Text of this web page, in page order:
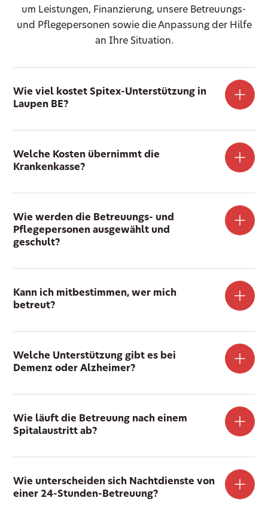
um Leistungen, Finanzierung, unsere Betreuungs-
und Pflegepersonen sowie die Anpassung der Hilfe
an Ihre Situation.
Wie viel kostet Spitex-Unterstützung in
Laupen BE?
Welche Kosten übernimmt die
Krankenkasse?
Wie werden die Betreuungs- und
Pflegepersonen ausgewählt und
geschult?
Kann ich mitbestimmen, wer mich
betreut?
Welche Unterstützung gibt es bei
Demenz oder Alzheimer?
Wie läuft die Betreuung nach einem
Spitalaustritt ab?
Wie unterscheiden sich Nachtdienste von
einer 24-Stunden-Betreuung?